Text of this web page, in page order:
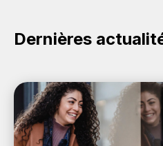
Dernières